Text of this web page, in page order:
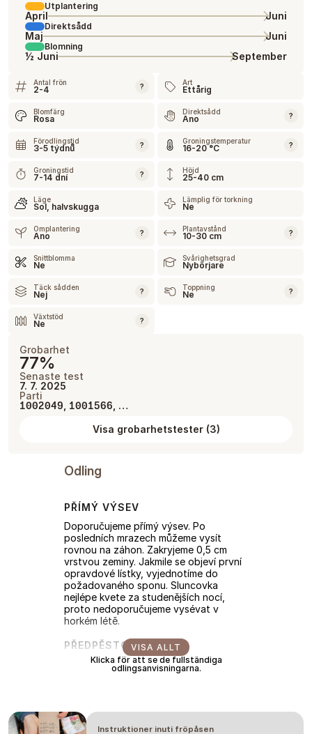
Utplantering
April Juni
Direktsådd
Maj Juni
Blomning
½ Juni September
Antal frön
2-4 ? Art
Ettårig
Blomfärg
Rosa
Direktsådd
Ano ?
Förodlingstid
3-5 týdnů ? Groningstemperatur
16-20 °C ?
Groningstid
7-14 dní ? Höjd
25-40 cm
Läge
Sol, halvskugga
Lämplig för torkning
Ne
Omplantering
Ano ? Plantavstånd
10-30 cm ?
Snittblomma
Ne
Svårighetsgrad
Nybörjare
Täck sådden
Nej ? Toppning
Ne ?
Växtstöd
Ne ?
Grobarhet
77%
Senaste test
7. 7. 2025
Parti
1002049 1001566 , …
Visa grobarhetstester(3)
Odling
PŘÍMÝ VÝSEV
Doporučujeme přímý výsev. Po
posledních mrazech můžeme vysít
rovnou na záhon. Zakryjeme 0,5 cm
vrstvou zeminy. Jakmile se objeví první
opravdové lístky, vyjednotíme do
požadovaného sponu. Sluncovka
nejlépe kvete za studenějších nocí,
proto nedoporučujeme vysévat v
horkém létě.
PŘEDPĚSTOVÁNÍ
Sejeme 2-3 týdny před posledními
mrazy. Zakryjeme 0,5 cm vrstvou
Sluncovka nejlépe kvete za
studenějších nocí, proto
VISA ALLT
Klicka för att se de fullständiga
odlingsanvisningarna.
Instruktioner inuti fröpåsen